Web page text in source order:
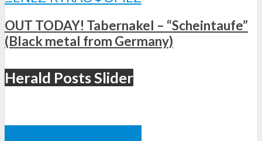
OUT TODAY! Tabernakel – “Scheintaufe”
(Black metal from Germany)
Herald Posts Slider